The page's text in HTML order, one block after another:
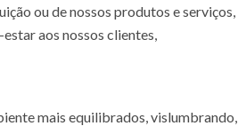
ou de nossos produtos e serviços,
aos nossos clientes,
mais equilibrados, vislumbrando,